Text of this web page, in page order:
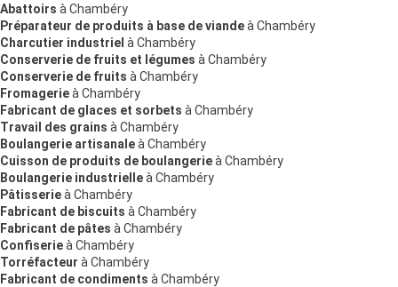
Abattoirs à Chambéry
Préparateur de produits à base de viandeà Chambéry
Charcutier industriel à Chambéry
Conserverie de fruits et légumes à Chambéry
Conserverie de fruits à Chambéry
Fromagerieà Chambéry
Fabricant de glaces et sorbets à Chambéry
Travail des grains à Chambéry
Boulangerie artisanaleà Chambéry
Cuisson de produits de boulangerieà Chambéry
Boulangerie industrielleà Chambéry
Pâtisserieà Chambéry
Fabricant de biscuits à Chambéry
Fabricant de pâtes à Chambéry
Confiserieà Chambéry
Torréfacteur à Chambéry
Fabricant de condiments à Chambéry